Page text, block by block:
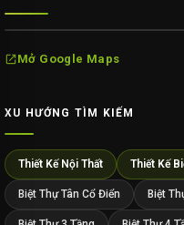
Mở Google Maps
XU HƯỚNG TÌM KIẾM
Thiết Kế Nội Thất Thiết Kế
Biệt Thự Tân Cổ Điển Biệt